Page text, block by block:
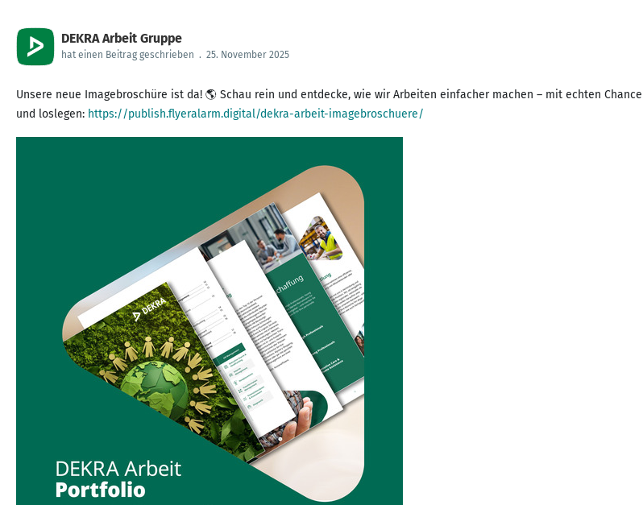
DEKRA Arbeit Gruppe
hat einen Beitrag geschrieben . 25. November 2025
Unsere neue Imagebroschüre ist da! 🌎 Schau rein und entdecke, wie wir Arbeiten einfacher machen – mit echten
und loslegen: https://publish.flyeralarm.digital/dekra-arbeit-imagebroschuere/